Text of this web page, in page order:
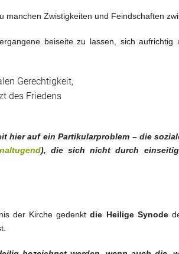
manchen Zwistigkeiten und Feindschaften
beiseite zu lassen, sich
Gerechtigkeit,
des Friedens
hier auf ein Partikularproblem – die
), die sich nicht durch
der Kirche gedenktdie Heilige Synode